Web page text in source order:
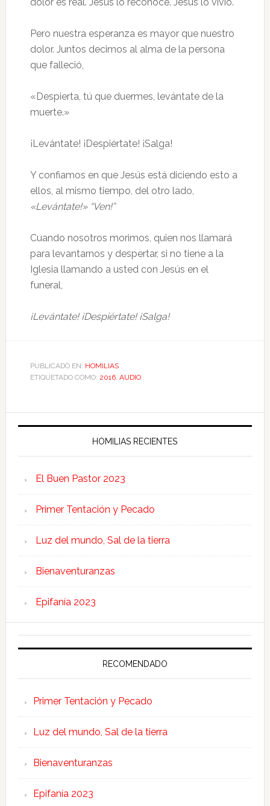
Pero nuestra esperanza es mayor que nuestro
dolor. Juntos decimos al alma de la persona
que falleció,
«Despierta, tú que duermes, levántate de la
muerte.»
¡Levántate! ¡Despiértate! ¡Salga!
Y confiamos en que Jesús está diciendo esto a
ellos, al mismo tiempo, del otro lado,
«Levántate!» “Ven!”
Cuando nosotros morimos, quien nos llamará
para levantarnos y despertar, si no tiene a la
Iglesia llamando a usted con Jesús en el
funeral,
¡Levántate!¡Despiértate! ¡Salga!
PUBLICADO EN: HOMILIAS
ETIQUETADO COMO: 2016, AUDIO
HOMILIAS RECIENTES
El Buen Pastor 2023
Primer Tentación y Pecado
Luz del mundo, Sal de la tierra
Bienaventuranzas
Epifanía 2023
RECOMENDADO
Primer Tentación y Pecado
Luz del mundo, Sal de la tierra
Bienaventuranzas
Epifanía 2023